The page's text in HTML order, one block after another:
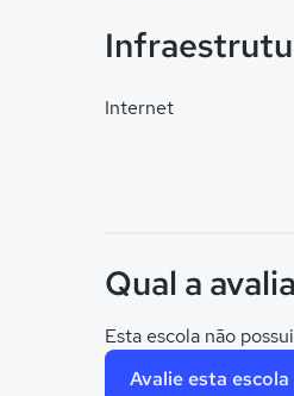
Internet
Qual a
Esta escola não
Avalie esta escola